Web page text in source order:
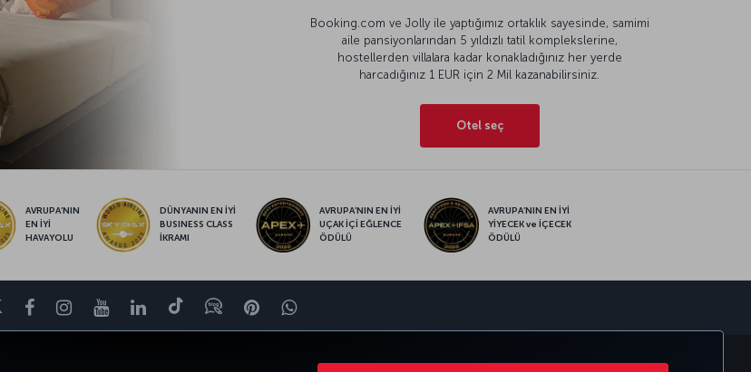
Booking.com ve Jolly ile yaptığımız ortaklık sayesinde, samimi
aile pansiyonlarından 5 yıldızlı tatil komplekslerine,
hostellerden villalara kadar konakladığınız her yerde
harcadığınız 1 EUR için 2 Mil kazanabilirsiniz.
Otel seç
AVRUPA’NIN
EN İYİ
HAVAYOLU
DÜNYANIN EN İYİ
BUSINESS CLASS
İKRAMI
AVRUPA’NIN EN İYİ
UÇAK İÇİ EĞLENCE
ÖDÜLÜ
AVRUPA’NIN EN İYİ
YİYECEK ve İÇECEK
ÖDÜLÜ
TwitterFacebookInstagram
YoutubeLinkedIn
TiktokBlogPinterestWhatsapp
MILES&SMILES CORPORATE CLUB TÜRK HAVA YOLLARI